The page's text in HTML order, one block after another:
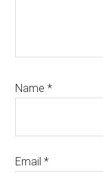
Name*
Email*